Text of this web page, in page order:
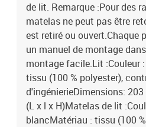
de lit. Remarque :Pour des
matelas ne peut pas être
est retiré ou ouvert.Chaque
un manuel de montage
montage facile.Lit :Couleur
tissu (100 % polyester),
d'ingénierieDimensions:
(L x l x H)Matelas de lit
blancMatériau : tissu (100